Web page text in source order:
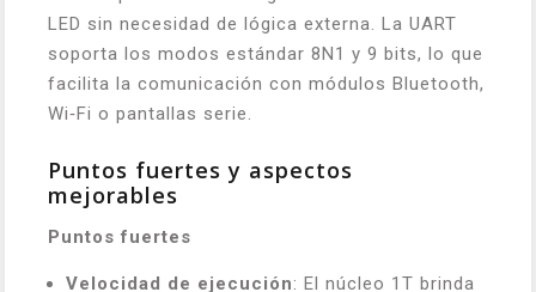
LED sin necesidad de lógica externa. La UART
soporta los modos estándar 8N1 y 9 bits, lo que
facilita la comunicación con módulos Bluetooth,
Wi‑Fi o pantallas serie.
Puntos fuertes y aspectos
mejorables
Puntos fuertes
Velocidad de ejecución: El núcleo 1T brinda